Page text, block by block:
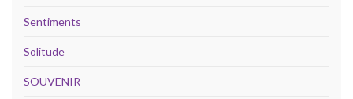
Sentiments
Solitude
SOUVENIR